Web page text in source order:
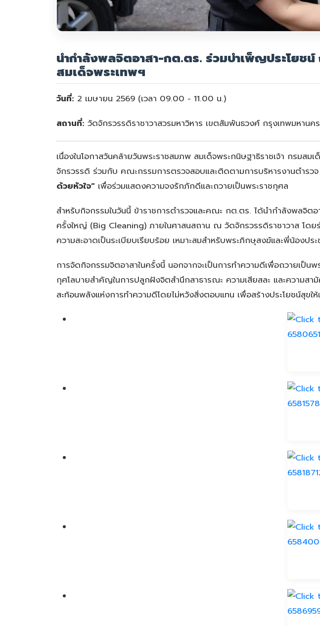
นำกำลังพลจิตอาสา-กต.ตร. ร่วมบำเพ็ญประโยช
สมเด็จพระเทพฯ
วันที่: 2 เมษายน 2569 (เวลา 09.00 - 11.00 น.)
สถานที่: วัดจักรวรรดิราชาวาสวรมหาวิหาร เขตสัมพันธวงศ์ กรุงเทพมหานคร
เนื่องในโอกาสวันคล้ายวันพระราชสมภพ สมเด็จพระกนิษฐาธิราชเจ้า กรมส
จักรวรรดิ ร่วมกับ คณะกรรมการตรวจสอบและติดตามการบริหารงานตำร
ด้วยหัวใจ” เพื่อร่วมแสดงความจงรักภักดีและถวายเป็นพระราชกุศล
สำหรับกิจกรรมในวันนี้ ข้าราชการตำรวจและคณะ กต.ตร. ได้นำกำลังพลจิ
ครั้งใหญ่ (Big Cleaning) ภายในศาสนสถาน ณ วัดจักรวรรดิราชาวาส โด
ความสะอาดเป็นระเบียบเรียบร้อย เหมาะสมสำหรับพระภิกษุสงฆ์และพี่น้องปร
การจัดกิจกรรมจิตอาสาในครั้งนี้ นอกจากจะเป็นการทำความดีเพื่อถวายเป็
กุศโลบายสำคัญในการปลูกฝังจิตสำนึกสาธารณะ ความเสียสละ และความส
สะท้อนพลังแห่งการทำความดีโดยไม่หวังสิ่งตอบแทน เพื่อสร้างประโยชน์สุข